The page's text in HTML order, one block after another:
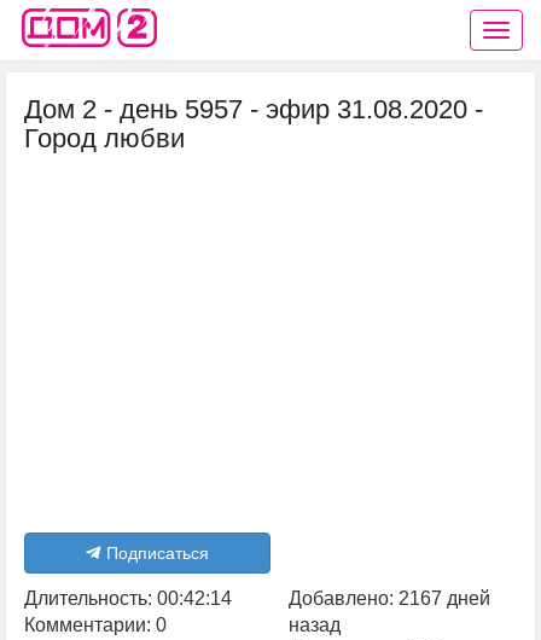
Дом 2 - день 5957 - эфир 31.08.2020 -
Город любви
Подписаться
Длительность: 00:42:14
Комментарии: 0
Добавлено: 2167 дней
назад